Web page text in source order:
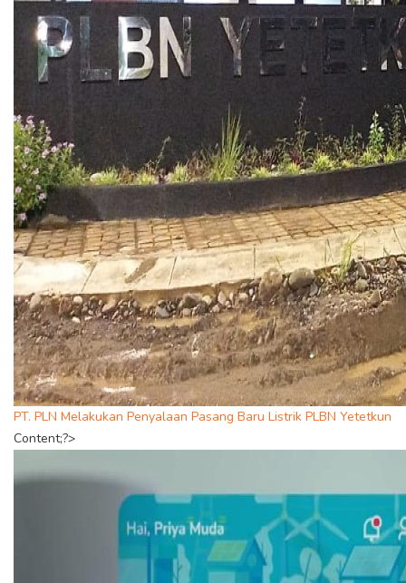
PT. PLN Melakukan Penyalaan Pasang Baru Listrik PLBN Yetetkun
Content;?>